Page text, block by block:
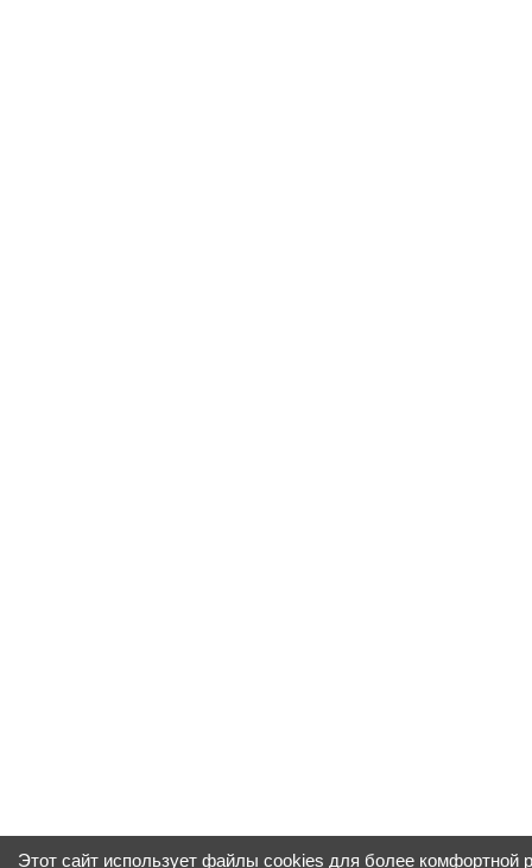
Этот сайт использует файлы cookies для более комфортной